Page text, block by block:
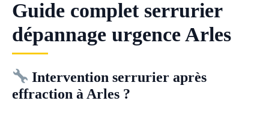
Guide complet serrurier
dépannage urgence Arles
Intervention serrurier après
effraction à Arles ?